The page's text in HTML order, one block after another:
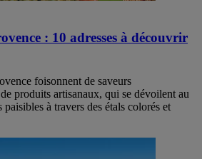
: 10 adresses à découvrir
foisonnent de saveurs
produits artisanaux, qui se dévoilent au
à travers des étals colorés et